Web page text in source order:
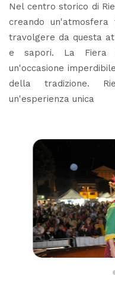
Nel centro storico di
creando un'atmosfera
travolgere da questa
e sapori. La Fiera
un'occasione
della tradizione.
un'esperienza unica